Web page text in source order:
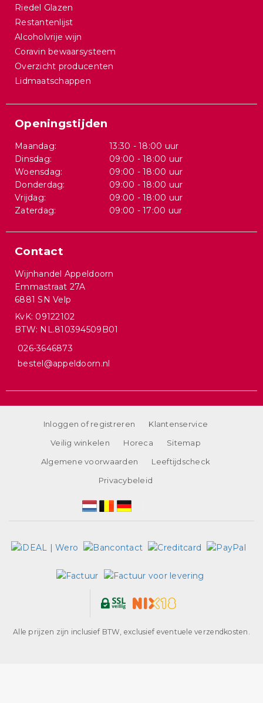
Riedel Glazen
Restantenlijst
Alcoholvrije wijn
Coravin bewaarsysteem
Overzicht producenten
Lidmaatschappen
Openingstijden
Maandag:
13:30 - 18:00 uur
Dinsdag:
09:00 - 18:00 uur
Woensdag:
09:00 - 18:00 uur
Donderdag:
09:00 - 18:00 uur
Vrijdag:
09:00 - 18:00 uur
Zaterdag:
09:00 - 17:00 uur
Contact
Wijnhandel Appeldoorn
Emmastraat 27A
6881 SN Velp
KvK: 09122102
BTW: NL.810394509B01
026-3646873
bestel@appeldoorn.nl
Inloggen of registreren
Klantenservice
Veilig winkelen
Horeca
Sitemap
Algemene voorwaarden
Leeftijdscheck
Privacybeleid
Alle prijzen zijn inclusief BTW, exclusief eventuele verzendkosten.